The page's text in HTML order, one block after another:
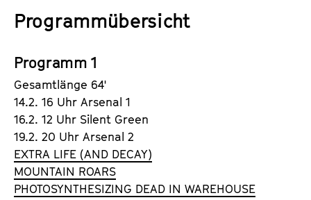
i
l
m
n
s
t
i
t
Programmübersicht
Programm 1
Gesamtlänge 64'
14.2. 16 Uhr Arsenal 1
16.2. 12 Uhr Silent Green
19.2. 20 Uhr Arsenal 2
EXTRA LIFE (AND DECAY)
MOUNTAIN ROARS
PHOTOSYNTHESIZING DEAD IN WAREHOUSE